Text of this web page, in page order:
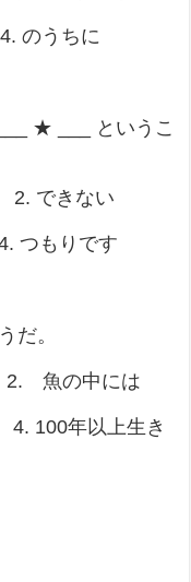
ちに
★ ___ というこ
ない
もりです
だ。
中には
上生き